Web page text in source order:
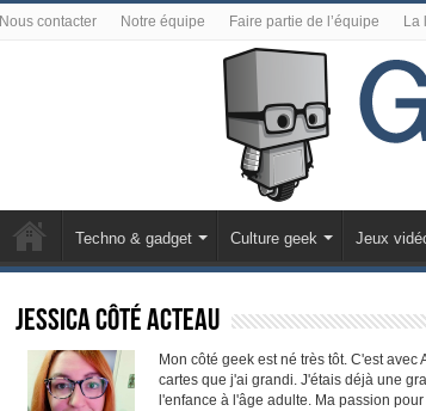
Nous contacter Notre équipe Faire partie de l’équipe La
Techno & gadget Culture geek Jeux
Jessica Côté Acteau
Mon côté geek est né très tôt. C'est
cartes que j'ai grandi. J'étais déjà une
l'enfance à l'âge adulte. Ma passion